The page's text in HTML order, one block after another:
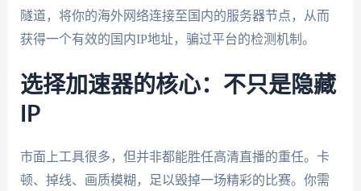
隧道，将你的海外网络连接至国内的服务器节点，从而
获得一个有效的国内IP地址，骗过平台的检测机制。
选择加速器的核心：不只是隐藏
IP
市面上工具很多，但并非都能胜任高清直播的重任。卡
顿、掉线、画质模糊，足以毁掉一场精彩的比赛。你需